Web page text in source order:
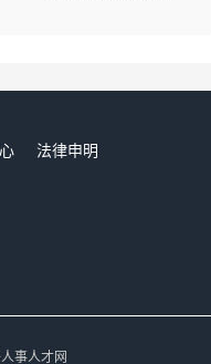
法律申明
事人才网